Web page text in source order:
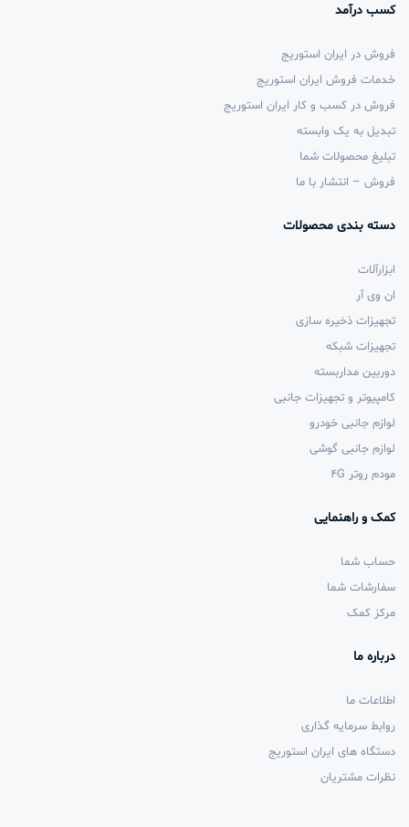
کسب درآمد
فروش در ایران استوریج
خدمات فروش ایران استوریج
فروش در کسب و کار ایران استوریج
تبدیل به یک وابسته
تبلیغ محصولات شما
فروش – انتشار با ما
دسته بندی محصولات
ابزارآلات
ان وی آر
تجهیزات ذخیره سازی
تجهیزات شبکه
دوربین مداربسته
کامپیوتر و تجهیزات جانبی
لوازم جانبی خودرو
لوازم جانبی گوشی
مودم روتر 4G
کمک و راهنمایی
حساب شما
سفارشات شما
مرکز کمک
درباره ما
اطلاعات ما
روابط سرمایه گذاری
دستگاه های ایران استوریج
نظرات مشتریان